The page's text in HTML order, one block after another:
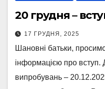
20 грудня –
17 ГРУДНЯ, 2025
Шановні батьки,
інформацією про вступ.
випробувань –